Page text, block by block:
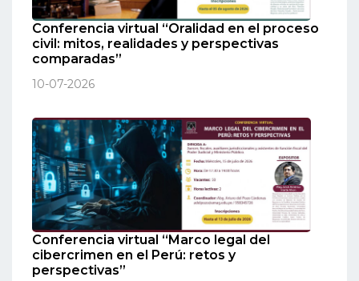
Conferencia virtual “Oralidad en el proceso
civil: mitos, realidades y perspectivas
comparadas”
10-07-2026
Conferencia virtual “Marco legal del
cibercrimen en el Perú: retos y
perspectivas”